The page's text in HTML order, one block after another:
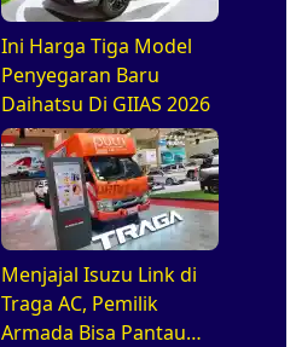
Ini Harga Tiga Model
Penyegaran Baru
Daihatsu Di GIIAS 2026
Menjajal Isuzu Link di
Traga AC, Pemilik
Armada Bisa Pantau